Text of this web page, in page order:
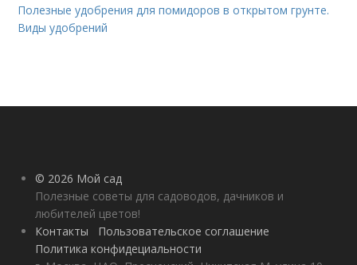
Полезные удобрения для помидоров в открытом грунте.
Виды удобрений
© 2026 Мой сад
Полезные советы для садоводов, дачников и
любителей цветов!
Контакты
Пользовательское соглашение
Политика конфидециальности